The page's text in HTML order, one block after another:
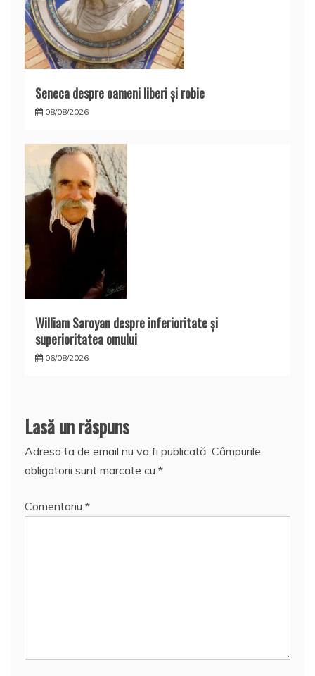
Seneca despre oameni liberi şi robie
08/08/2026
William Saroyan despre inferioritate şi
superioritatea omului
06/08/2026
Lasă un răspuns
Adresa ta de email nu va fi publicată. Câmpurile
obligatorii sunt marcate cu *
Comentariu *